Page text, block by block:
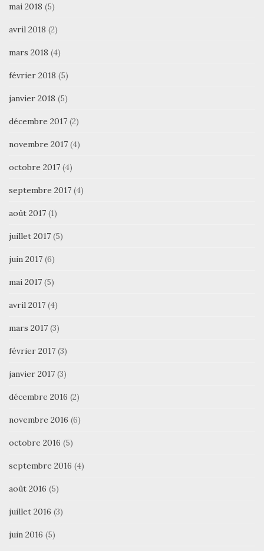
mai 2018 (5)
avril 2018 (2)
mars 2018 (4)
février 2018 (5)
janvier 2018 (5)
décembre 2017 (2)
novembre 2017 (4)
octobre 2017 (4)
septembre 2017 (4)
août 2017 (1)
juillet 2017 (5)
juin 2017 (6)
mai 2017 (5)
avril 2017 (4)
mars 2017 (3)
février 2017 (3)
janvier 2017 (3)
décembre 2016 (2)
novembre 2016 (6)
octobre 2016 (5)
septembre 2016 (4)
août 2016 (5)
juillet 2016 (3)
juin 2016 (5)